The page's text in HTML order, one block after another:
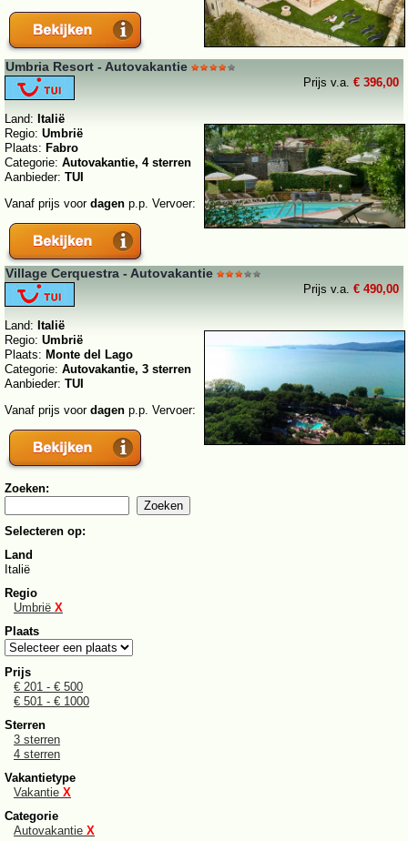
Umbria Resort - Autovakantie
Prijs v.a. € 396,00
Land: Italië
Regio: Umbrië
Plaats: Fabro
Categorie: Autovakantie, 4 sterren
Aanbieder: TUI
Vanaf prijs voor dagen p.p. Vervoer:
Village Cerquestra - Autovakantie
Prijs v.a. € 490,00
Land: Italië
Regio: Umbrië
Plaats: Monte del Lago
Categorie: Autovakantie, 3 sterren
Aanbieder: TUI
Vanaf prijs voor dagen p.p. Vervoer:
Zoeken:
Selecteren op:
Land
Italië
Regio
Umbrië X
Plaats
Prijs
€ 201 - € 500
€ 501 - € 1000
Sterren
3 sterren
4 sterren
Vakantietype
Vakantie X
Categorie
Autovakantie X